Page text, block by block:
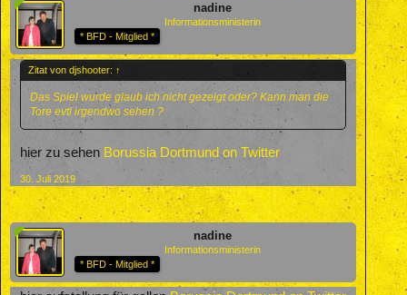
nadine
Informationsministerin
* BFD - Mitglied *
Zitat von djshooter: ↑
Das Spiel wurde glaub ich nicht gezeigt oder? Kann man die
Tore evtl irgendwo sehen ?
hier zu sehen Borussia Dortmund on Twitter
30. Juli 2019
nadine
Informationsministerin
* BFD - Mitglied *